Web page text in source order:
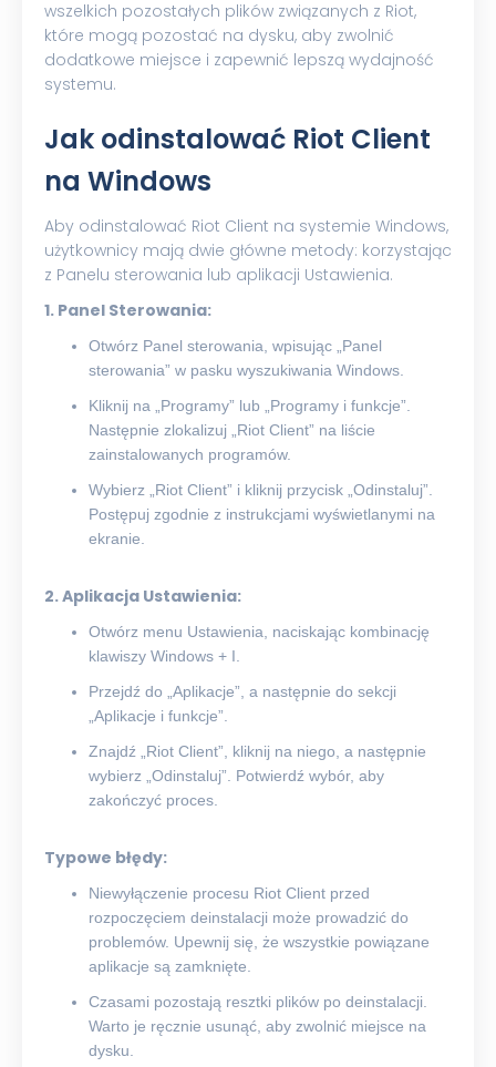
wszelkich pozostałych plików związanych z Riot,
które mogą pozostać na dysku, aby zwolnić
dodatkowe miejsce i zapewnić lepszą wydajność
systemu.
Jak odinstalować Riot Client
na Windows
Aby odinstalować Riot Client na systemie Windows,
użytkownicy mają dwie główne metody: korzystając
z Panelu sterowania lub aplikacji Ustawienia.
1. Panel Sterowania:
Otwórz Panel sterowania, wpisując „Panel
sterowania” w pasku wyszukiwania Windows.
Kliknij na „Programy” lub „Programy i funkcje”.
Następnie zlokalizuj „Riot Client” na liście
zainstalowanych programów.
Wybierz „Riot Client” i kliknij przycisk „Odinstaluj”.
Postępuj zgodnie z instrukcjami wyświetlanymi na
ekranie.
2. Aplikacja Ustawienia:
Otwórz menu Ustawienia, naciskając kombinację
klawiszy Windows + I.
Przejdź do „Aplikacje”, a następnie do sekcji
„Aplikacje i funkcje”.
Znajdź „Riot Client”, kliknij na niego, a następnie
wybierz „Odinstaluj”. Potwierdź wybór, aby
zakończyć proces.
Typowe błędy:
Niewyłączenie procesu Riot Client przed
rozpoczęciem deinstalacji może prowadzić do
problemów. Upewnij się, że wszystkie powiązane
aplikacje są zamknięte.
Czasami pozostają resztki plików po deinstalacji.
Warto je ręcznie usunąć, aby zwolnić miejsce na
dysku.